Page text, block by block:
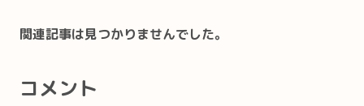
関連記事は見つかりませんでした。
コメント